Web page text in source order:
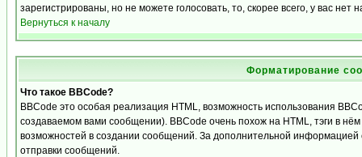
зарегистрированы, но не можете голосовать, то, скорее всего, у вас нет
Вернуться к началу
Форматирование
Что такое BBCode?
BBCode это особая реализация HTML, возможность использования
создаваемом вами сообщении). BBCode очень похож на HTML, тэги в
возможностей в создании сообщений. За дополнительной
отправки сообщений.